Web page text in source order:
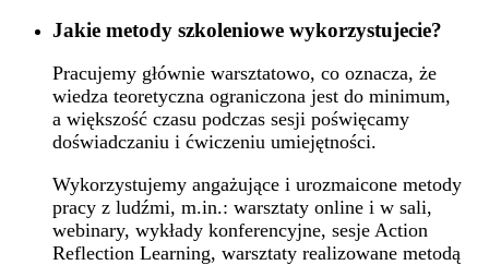
Jakie metody szkoleniowe wykorzystujecie?
Pracujemy głównie warsztatowo, co oznacza, że
wiedza teoretyczna ograniczona jest do minimum,
a większość czasu podczas sesji poświęcamy
doświadczaniu i ćwiczeniu umiejętności.
Wykorzystujemy angażujące i urozmaicone metody
pracy z ludźmi, m.in.: warsztaty online i w sali,
webinary, wykłady konferencyjne, sesje Action
Reflection Learning, warsztaty realizowane metodą